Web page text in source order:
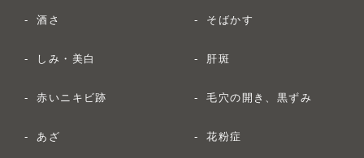
酒さ そばかす
しみ・美白 肝斑
赤いニキビ跡 毛穴の開き、黒ずみ
あざ 花粉症